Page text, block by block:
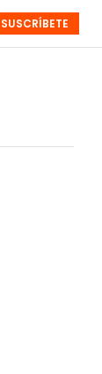
EVENTOS
SUSCRÍBETE